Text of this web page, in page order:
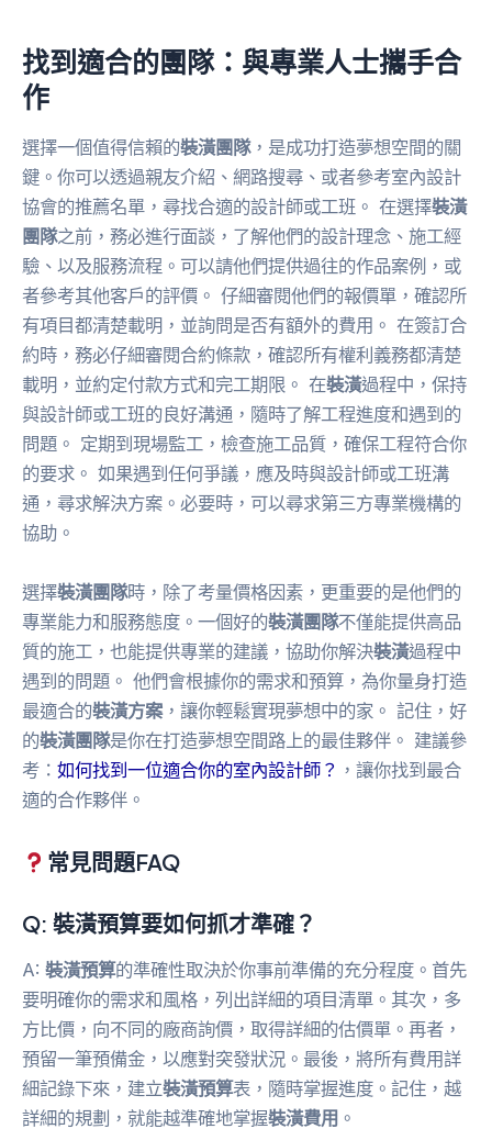
找到適合的團隊：與專業人士攜手合
作
選擇一個值得信賴的裝潢團隊，是成功打造夢想空間的關
鍵。你可以透過親友介紹、網路搜尋、或者參考室內設計
協會的推薦名單，尋找合適的設計師或工班。 在選擇裝潢
團隊之前，務必進行面談，了解他們的設計理念、施工經
驗、以及服務流程。可以請他們提供過往的作品案例，或
者參考其他客戶的評價。 仔細審閱他們的報價單，確認所
有項目都清楚載明，並詢問是否有額外的費用。 在簽訂合
約時，務必仔細審閱合約條款，確認所有權利義務都清楚
載明，並約定付款方式和完工期限。 在裝潢過程中，保持
與設計師或工班的良好溝通，隨時了解工程進度和遇到的
問題。 定期到現場監工，檢查施工品質，確保工程符合你
的要求。 如果遇到任何爭議，應及時與設計師或工班溝
通，尋求解決方案。必要時，可以尋求第三方專業機構的
協助。
選擇裝潢團隊時，除了考量價格因素，更重要的是他們的
專業能力和服務態度。一個好的裝潢團隊不僅能提供高品
質的施工，也能提供專業的建議，協助你解決裝潢過程中
遇到的問題。 他們會根據你的需求和預算，為你量身打造
最適合的裝潢方案，讓你輕鬆實現夢想中的家。 記住，好
的裝潢團隊是你在打造夢想空間路上的最佳夥伴。 建議參
考： 如何找到一位適合你的室內設計師？ ，讓你找到最合
適的合作夥伴。
常見問題FAQ
Q: 裝潢預算要如何抓才準確？
A: 裝潢預算的準確性取決於你事前準備的充分程度。首先
要明確你的需求和風格，列出詳細的項目清單。其次，多
方比價，向不同的廠商詢價，取得詳細的估價單。再者，
預留一筆預備金，以應對突發狀況。最後，將所有費用詳
細記錄下來，建立裝潢預算表，隨時掌握進度。記住，越
詳細的規劃，就能越準確地掌握裝潢費用 。